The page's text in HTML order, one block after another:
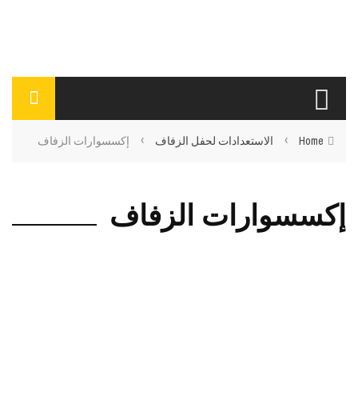
Home
› الاستعدادات لحفل الزفاف › إكسسوارات الزفاف
إكسسوارات الزفاف